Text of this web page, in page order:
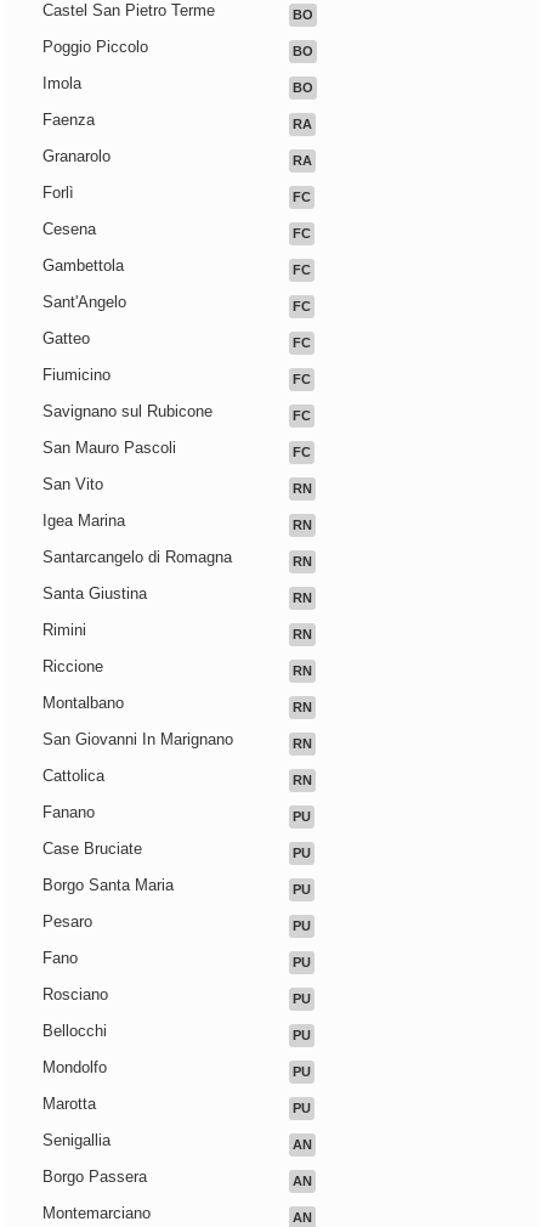
Castel San Pietro Terme BO
Poggio Piccolo BO
Imola BO
Faenza RA
Granarolo RA
Forlì FC
Cesena FC
Gambettola FC
Sant'Angelo FC
Gatteo FC
Fiumicino FC
Savignano sul Rubicone FC
San Mauro Pascoli FC
San Vito RN
Igea Marina RN
Santarcangelo di Romagna RN
Santa Giustina RN
Rimini RN
Riccione RN
Montalbano RN
San Giovanni In Marignano RN
Cattolica RN
Fanano PU
Case Bruciate PU
Borgo Santa Maria PU
Pesaro PU
Fano PU
Rosciano PU
Bellocchi PU
Mondolfo PU
Marotta PU
Senigallia AN
Borgo Passera AN
Montemarciano AN